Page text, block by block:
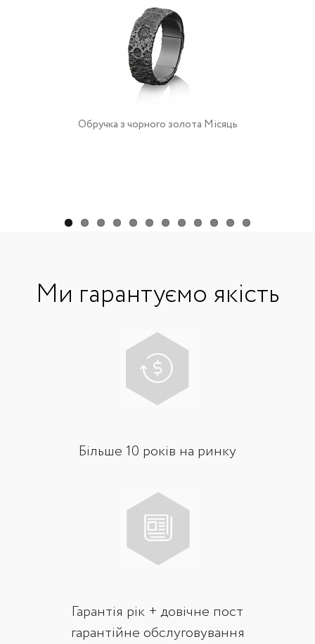
Обручка з чорного золота Місяць
Ми гарантуємо якість
Більше 10 років на ринку
Гарантія рік + довічне пост
гарантійне обслуговування